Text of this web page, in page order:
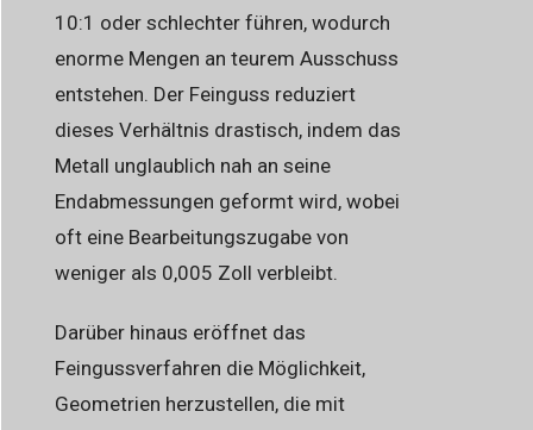
10:1 oder schlechter führen, wodurch
enorme Mengen an teurem Ausschuss
entstehen. Der Feinguss reduziert
dieses Verhältnis drastisch, indem das
Metall unglaublich nah an seine
Endabmessungen geformt wird, wobei
oft eine Bearbeitungszugabe von
weniger als 0,005 Zoll verbleibt.
Darüber hinaus eröffnet das
Feingussverfahren die Möglichkeit,
Geometrien herzustellen, die mit